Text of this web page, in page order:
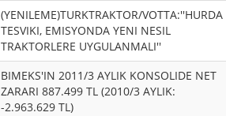
(YENILEME)TURKTRAKTOR/VOTTA:''HURDA
TESVIKI, EMISYONDA YENI NESIL
TRAKTORLERE UYGULANMALI''
BIMEKS'IN 2011/3 AYLIK KONSOLIDE NET
ZARARI 887.499 TL (2010/3 AYLIK:
-2.963.629 TL)